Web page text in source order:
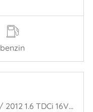
benzin
Focus 2 Wagon, Combi, 2004 / 2012 1.6 TDCi 16V 100